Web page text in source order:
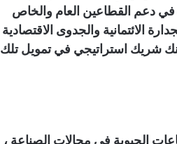
في دعم القطاعين العام والخاص
الائتمانية والجدوى الاقتصادية
شريك استراتيجي في تمويل تلك
الحيوية في مجالات الصناعة ،